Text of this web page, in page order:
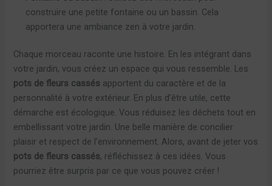
construire une petite fontaine ou un bassin. Cela
apportera une ambiance zen à votre jardin.
Chaque morceau raconte une histoire. En les intégrant dans
votre jardin, vous créez un espace qui vous ressemble. Les
pots de fleurs cassés apportent du caractère et de la
personnalité à votre extérieur. En plus d’être utile, cette
démarche est écologique. Vous réduisez les déchets tout en
embellissant votre jardin. Une belle manière de concilier
plaisir et respect de l’environnement. Alors, avant de jeter vos
pots de fleurs cassés, réfléchissez à ces idées. Vous
pourriez être surpris par ce que vous pouvez créer !